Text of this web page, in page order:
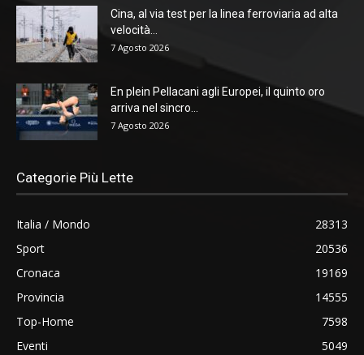
Cina, al via test per la linea ferroviaria ad alta
velocità...
7 Agosto 2026
En plein Pellacani agli Europei, il quinto oro
arriva nel sincro...
7 Agosto 2026
Categorie Più Lette
Italia / Mondo
28313
Sport
20536
Cronaca
19169
Provincia
14555
Top-Home
7598
Eventi
5049